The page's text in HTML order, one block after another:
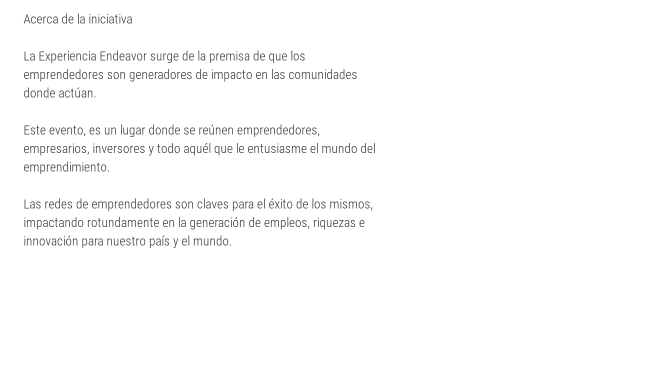
Acerca de la iniciativa
La Experiencia Endeavor surge de la premisa de que los
emprendedores son generadores de impacto en las comunidades
donde actúan.
Este evento, es un lugar donde se reúnen emprendedores,
empresarios, inversores y todo aquél que le entusiasme el mundo del
emprendimiento.
Las redes de emprendedores son claves para el éxito de los mismos,
impactando rotundamente en la generación de empleos, riquezas e
innovación para nuestro país y el mundo.